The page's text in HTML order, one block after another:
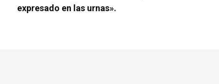
expresado en las urnas».